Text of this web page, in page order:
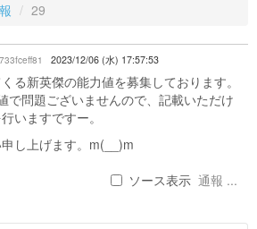
29
733fceff81 2023/12/06 (水) 17:57:53
る新英傑の能力値を募集しております。
で問題ございませんので、記載いただけ
いますですー。
し上げます。m(__)m
ソース表示 通報 ...